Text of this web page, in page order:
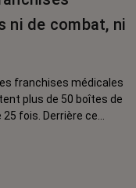
ni de combat, ni
franchises médicales
plus de 50 boîtes de
fois. Derrière ce
touchées par un cancer,